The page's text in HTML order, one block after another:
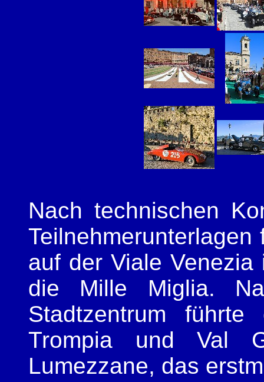
Nach technischen
auf der Viale
die Mille Miglia.
Stadtzentrum
Trompia und Val
Lumezzane, das